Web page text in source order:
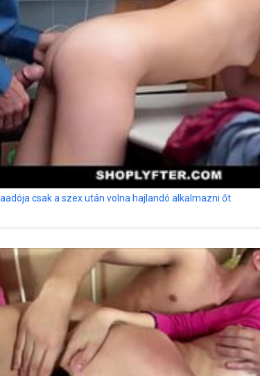
csak a szex után volna hajlandó alkalmazni őt